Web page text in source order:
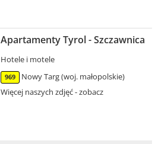
Apartamenty Tyrol - Szczawnica
Hotele i motele
969
Nowy Targ (woj. małopolskie)
Więcej naszych zdjęć - zobacz